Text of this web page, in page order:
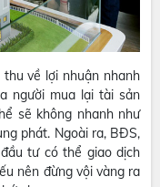
về lợi nhuận nhanh
người mua lại tài sản
sẽ không nhanh như
phát. Ngoài ra, BĐS,
tư có thể giao dịch
nên đừng vội vàng ra